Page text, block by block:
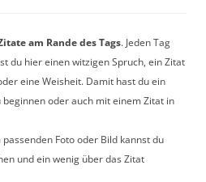
am Rande des Tags. Jeden Tag
du hier einen witzigen Spruch, ein Zitat
eine Weisheit. Damit hast du ein
oder auch mit einem Zitat in
Foto oder Bild kannst du
und ein wenig über das Zitat